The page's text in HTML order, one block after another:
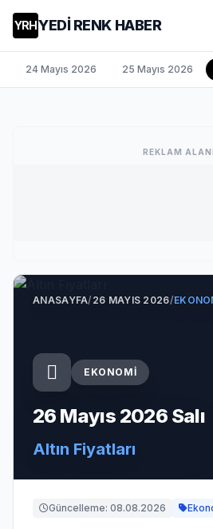
YRHYEDİ RENK HABER
24 Mayıs 2026 25 Mayıs 2026
REKLAM ALANI
ANASAYFA/26 MAYIS 2026/
EKONOMI
26 Mayıs 2026 Salı
Altın Fiyatları
Güncelleme: 08.08.2026